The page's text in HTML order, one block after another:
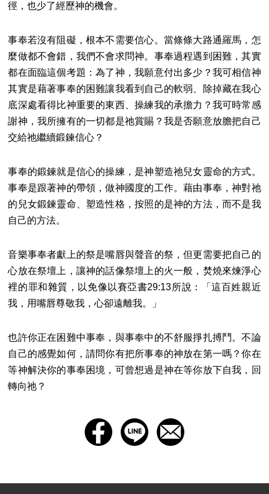
徑，也少了經歷神的機會。
事奉若沒有阻礙，根本不需要信心。當條條大路通羅馬，怎
麼做都不會錯，我們不會求問神。事奉過程遇到困難，其實
都在面臨這個考題：為了神，我願意付出多少？我可相信神
其實是藉著事奉的困難讓我看到自己的軟弱、除掉藏在我心
底深處看得比神重要的東西、操練我的承擔力？我可時常感
謝神，我所擁有的一切都是祂賞賜？我是否願意放膽把自己
交給祂繼續鍛鍊信心？
事奉的鍛鍊就是信心的操練，是神塑造祂兒女靈命的方式。
事奉是跟著神的帶領，做神國度的工作。藉由事奉，神對祂
的兒女鍛鍊靈命、塑造性格，按照的是神的方法，而不是我
自己的方法。
音樂事奉者獻上的祭是嘴唇與聲音的祭，但更需要把自己的
心放在祭壇上，讓神的話像祭壇上的火一般，焚燒來煉淨心
裡的罪和雜質，以免像以賽亞書29:13所說：「這百姓親近
我，用嘴唇尊敬我，心卻遠離我。」
也許你正在困難中事奉，與事奉中的不舒服掙扎搏鬥。不論
自己的感覺如何，請問你有把所事奉的神放在第一嗎？你在
等神解決你的事奉困境，可曾想過是神在等你放下自我，回
轉向祂？